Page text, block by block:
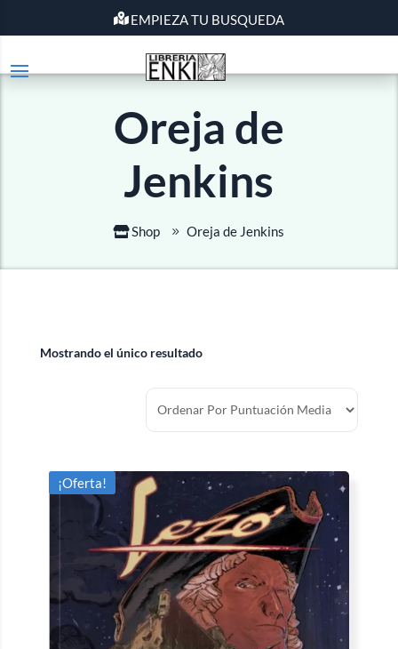
EMPIEZA TU BUSQUEDA
Oreja de
Jenkins
Shop Oreja de Jenkins
Mostrando el único resultado
¡Oferta!